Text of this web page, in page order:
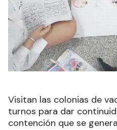
Visitan las colonias de
turnos para dar
contención que se